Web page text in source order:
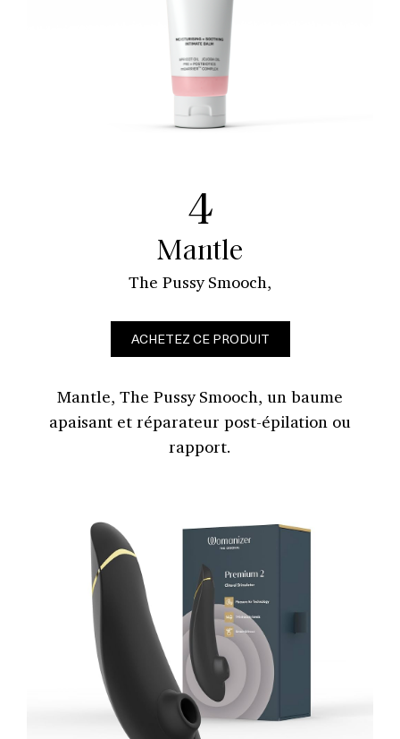
4
Mantle
The Pussy Smooch,
ACHETEZ CE PRODUIT
Mantle, The Pussy Smooch, un baume
apaisant et réparateur post-épilation ou
rapport.